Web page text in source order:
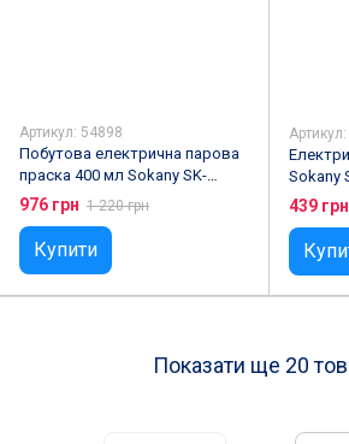
Артикул: 54898
Побутова електрична парова
праска 400 мл Sokany SK-
11019, 2400Вт
976 грн 1 220 грн
Купити
Sokany
1600
439 грн
Показати ще 20